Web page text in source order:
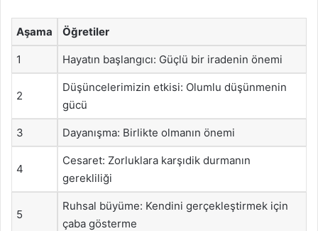
Aşama Öğretiler
1 Hayatın başlangıcı: Güçlü bir iradenin önemi
2
Düşüncelerimizin etkisi: Olumlu düşünmenin
gücü
3 Dayanışma: Birlikte olmanın önemi
4
Cesaret: Zorluklara karşıdik durmanın
gerekliliği
5
Ruhsal büyüme: Kendini gerçekleştirmek için
çaba gösterme